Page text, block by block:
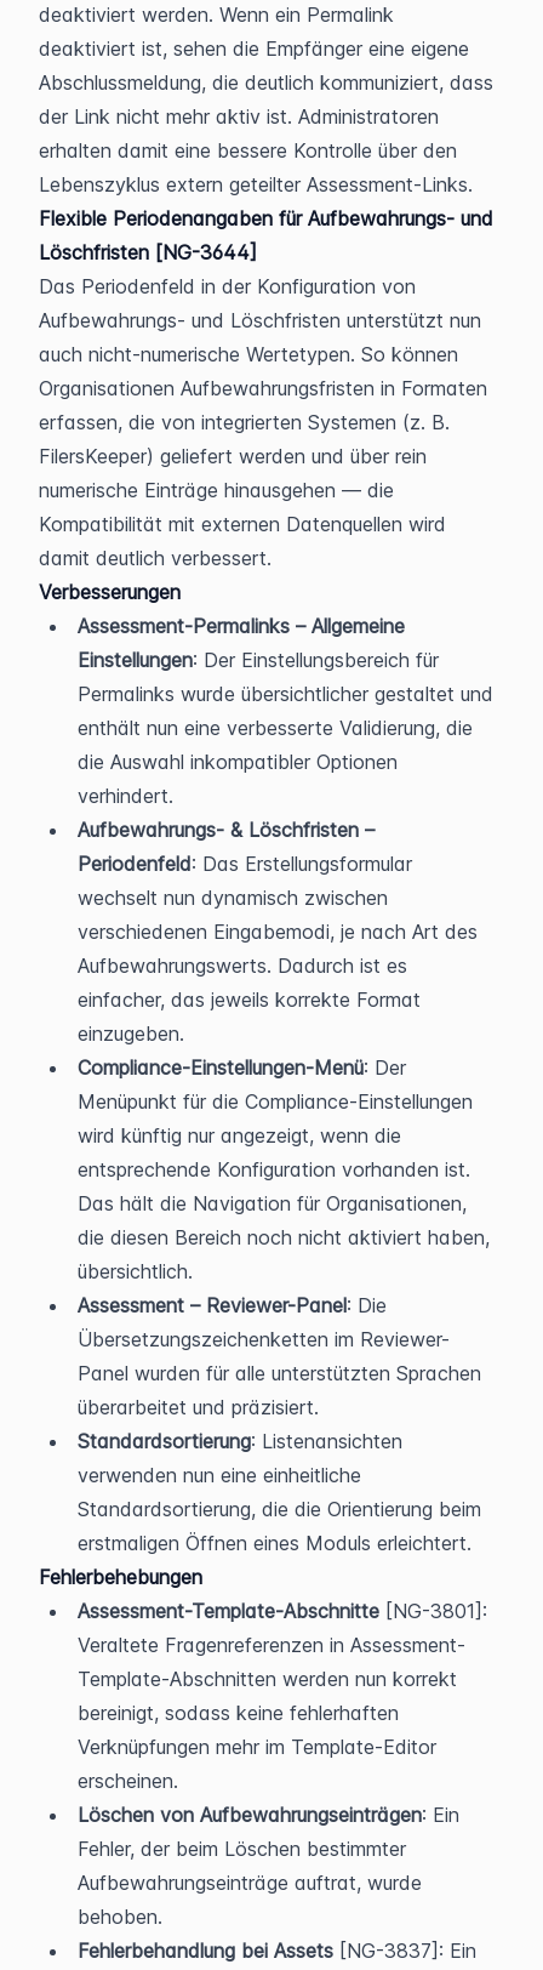
deaktiviert werden. Wenn ein Permalink
deaktiviert ist, sehen die Empfänger eine eigene
Abschlussmeldung, die deutlich kommuniziert, dass
der Link nicht mehr aktiv ist. Administratoren
erhalten damit eine bessere Kontrolle über den
Lebenszyklus extern geteilter Assessment-Links.
Flexible Periodenangaben für Aufbewahrungs- und
Löschfristen [NG-3644]
Das Periodenfeld in der Konfiguration von
Aufbewahrungs- und Löschfristen unterstützt nun
auch nicht-numerische Wertetypen. So können
Organisationen Aufbewahrungsfristen in Formaten
erfassen, die von integrierten Systemen (z. B.
FilersKeeper) geliefert werden und über rein
numerische Einträge hinausgehen — die
Kompatibilität mit externen Datenquellen wird
damit deutlich verbessert.
Verbesserungen
Assessment-Permalinks – Allgemeine
Einstellungen: Der Einstellungsbereich für
Permalinks wurde übersichtlicher gestaltet und
enthält nun eine verbesserte Validierung, die
die Auswahl inkompatibler Optionen
verhindert.
Aufbewahrungs- & Löschfristen –
Periodenfeld: Das Erstellungsformular
wechselt nun dynamisch zwischen
verschiedenen Eingabemodi, je nach Art des
Aufbewahrungswerts. Dadurch ist es
einfacher, das jeweils korrekte Format
einzugeben.
Compliance-Einstellungen-Menü: Der
Menüpunkt für die Compliance-Einstellungen
wird künftig nur angezeigt, wenn die
entsprechende Konfiguration vorhanden ist.
Das hält die Navigation für Organisationen,
die diesen Bereich noch nicht aktiviert haben,
übersichtlich.
Assessment – Reviewer-Panel: Die
Übersetzungszeichenketten im Reviewer-
Panel wurden für alle unterstützten Sprachen
überarbeitet und präzisiert.
Standardsortierung: Listenansichten
verwenden nun eine einheitliche
Standardsortierung, die die Orientierung beim
erstmaligen Öffnen eines Moduls erleichtert.
Fehlerbehebungen
Assessment-Template-Abschnitte [NG-3801]:
Veraltete Fragenreferenzen in Assessment-
Template-Abschnitten werden nun korrekt
bereinigt, sodass keine fehlerhaften
Verknüpfungen mehr im Template-Editor
erscheinen.
Löschen von Aufbewahrungseinträgen: Ein
Fehler, der beim Löschen bestimmter
Aufbewahrungseinträge auftrat, wurde
behoben.
Fehlerbehandlung bei Assets [NG-3837]: Ein